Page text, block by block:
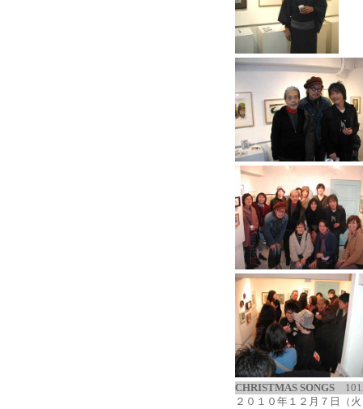
CHRISTMAS SONGS
２０１０年１２月７日（